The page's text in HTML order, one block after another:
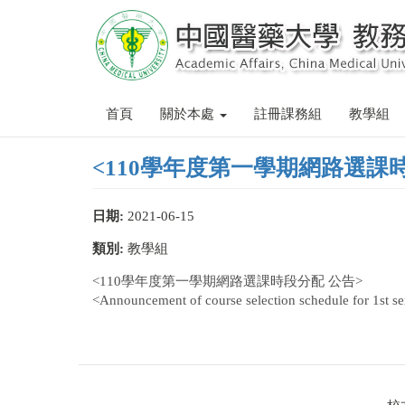
首頁
關於本處 註冊課務組 教學組
<110學年度第一學期網路選課
日期: 2021-06-15
類別: 教學組
<110學年度第一學期網路選課時段分配 公告>
<Announcement of course selection schedule for 1st